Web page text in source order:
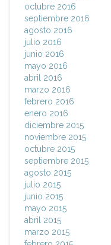
octubre 2016
septiembre 2016
agosto 2016
julio 2016
junio 2016
mayo 2016
abril 2016
marzo 2016
febrero 2016
enero 2016
diciembre 2015
noviembre 2015
octubre 2015
septiembre 2015
agosto 2015
julio 2015
junio 2015
mayo 2015
abril 2015
marzo 2015